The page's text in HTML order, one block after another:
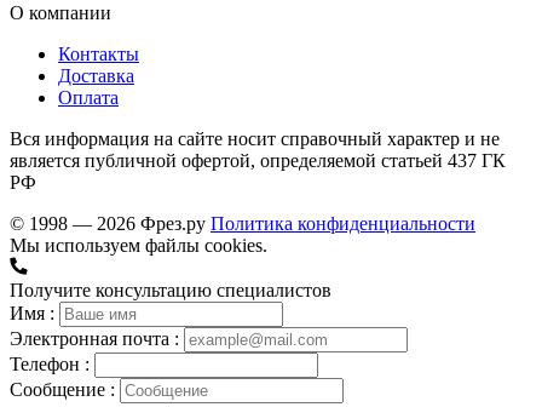
О компании
Контакты
Доставка
Оплата
Вся информация на сайте носит справочный характер и не
является публичной офертой, определяемой статьей 437 ГК
РФ
© 1998 — 2026 Фрез.ру Политика конфиденциальности
Мы используем файлы cookies.
Получите консультацию специалистов
Имя :
Электронная почта :
Телефон :
Сообщение :